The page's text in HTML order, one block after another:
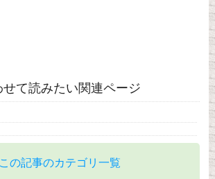
せて読みたい関連ページ
この記事のカテゴリ一覧